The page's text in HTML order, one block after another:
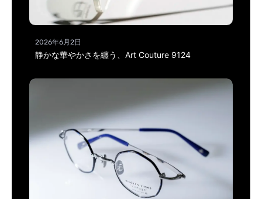
2026年6月2日
静かな華やかさを纏う、Art Couture 9124